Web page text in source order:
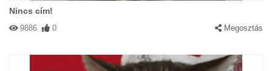
Nincs cím!
9886 0 Megosztás